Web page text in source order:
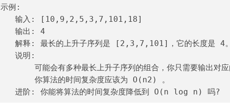
示例:
   输入: [10,9,2,5,3,7,101,18]
   输出: 4
解释: 最长的上升子序列是 [2,3,7,101]，它的长度是 4
   说明:
可能会有多种最长上升子序列的组合，你只需要输出对
       你算法的时间复杂度应该为 O(n2) 。
   进阶: 你能将算法的时间复杂度降低到 O(n log n) 吗?